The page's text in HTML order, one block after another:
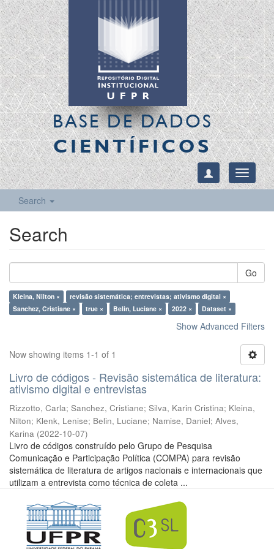
BASE DE DADOS
CIENTÍFICOS
Toggle
Search
Search
Go
Kleina, Nilton ×
revisão sistemática; entrevistas; ativismo digital ×
Sanchez, Cristiane ×
true × Belin, Luciane × 2022 × Dataset ×
Show Advanced Filters
Now showing items 1-1 of 1
Livro de códigos - Revisão sistemática de literatura:
ativismo digital e entrevistas
Rizzotto, Carla; Sanchez, Cristiane; Silva, Karin Cristina; Kleina,
Nilton; Klenk, Lenise; Belin, Luciane; Namise, Daniel; Alves,
Karina (2022-10-07)
Livro de códigos construído pelo Grupo de Pesquisa
Comunicação e Participação Política (COMPA) para revisão
sistemática de literatura de artigos nacionais e internacionais que
utilizam a entrevista como técnica de coleta ...